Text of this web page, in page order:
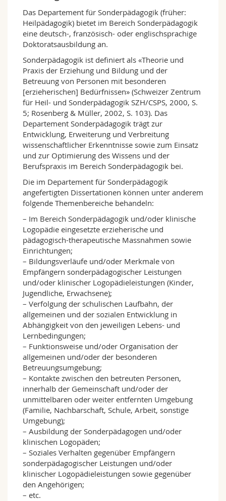
Interfakultär
Doktorierende
Webmail
Vorlesungsverzeichnis
MyUnifr
Das Departement für Sonderpädagogik (früher:
Heilpädagogik) bietet im Bereich Sonderpädagogik
eine deutsch-, französisch- oder englischsprachige
Doktoratsausbildung an.
Sonderpädagogik ist definiert als «Theorie und
Praxis der Erziehung und Bildung und der
Betreuung von Personen mit besonderen
[erzieherischen] Bedürfnissen» (Schweizer Zentrum
für Heil- und Sonderpädagogik SZH/CSPS, 2000, S.
5; Rosenberg & Müller, 2002, S. 103). Das
Departement Sonderpädagogik trägt zur
Entwicklung, Erweiterung und Verbreitung
wissenschaftlicher Erkenntnisse sowie zum Einsatz
und zur Optimierung des Wissens und der
Berufspraxis im Bereich Sonderpädagogik bei.
Die im Departement für Sonderpädagogik
angefertigten Dissertationen können unter anderem
folgende Themenbereiche behandeln:
– Im Bereich Sonderpädagogik und/oder klinische
Logopädie eingesetzte erzieherische und
pädagogisch-therapeutische Massnahmen sowie
Einrichtungen;
– Bildungsverläufe und/oder Merkmale von
Empfängern sonderpädagogischer Leistungen
und/oder klinischer Logopädieleistungen (Kinder,
Jugendliche, Erwachsene);
– Verfolgung der schulischen Laufbahn, der
allgemeinen und der sozialen Entwicklung in
Abhängigkeit von den jeweiligen Lebens- und
Lernbedingungen;
– Funktionsweise und/oder Organisation der
allgemeinen und/oder der besonderen
Betreuungsumgebung;
– Kontakte zwischen den betreuten Personen,
innerhalb der Gemeinschaft und/oder der
unmittelbaren oder weiter entfernten Umgebung
(Familie, Nachbarschaft, Schule, Arbeit, sonstige
Umgebung);
– Ausbildung der Sonderpädagogen und/oder
klinischen Logopäden;
– Soziales Verhalten gegenüber Empfängern
sonderpädagogischer Leistungen und/oder
klinischer Logopädieleistungen sowie gegenüber
den Angehörigen;
– etc.